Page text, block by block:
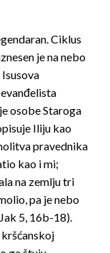
Ciklus
je na nebo
osobe Staroga
Iliju kao
pravednika
kao i mi;
na zemlju tri
pa je nebo
5, 16b-18).